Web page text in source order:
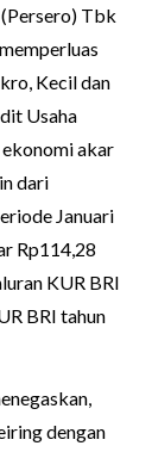
Tbk
Kecil dan
Usaha
akar
dari
Januari
Rp114,28
KUR BRI
BRI tahun
dengan